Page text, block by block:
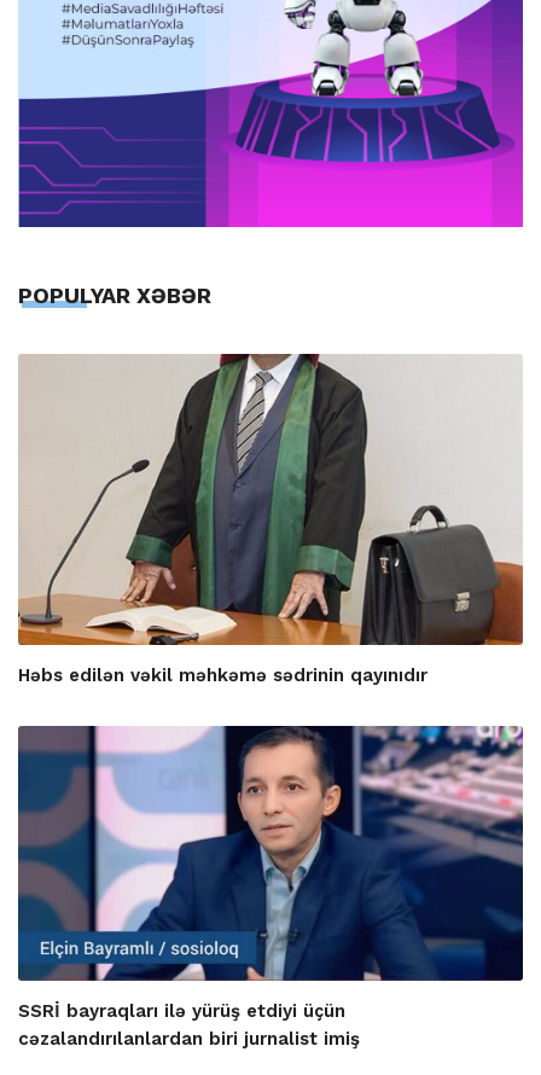
POPULYAR XƏBƏR
Həbs edilən vəkil məhkəmə sədrinin qayınıdır
SSRİ bayraqları ilə yürüş etdiyi üçün
cəzalandırılanlardan biri jurnalist imiş